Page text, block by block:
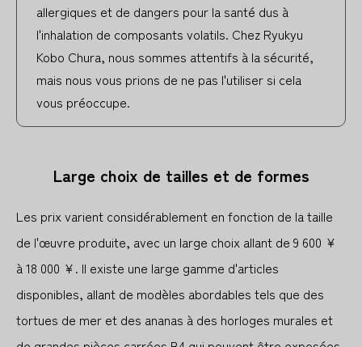
allergiques et de dangers pour la santé dus à
l'inhalation de composants volatils. Chez Ryukyu
Kobo Chura, nous sommes attentifs à la sécurité,
mais nous vous prions de ne pas l'utiliser si cela
vous préoccupe.
Large choix de tailles et de formes
Les prix varient considérablement en fonction de la taille
de l'œuvre produite, avec un large choix allant de 9 600 ¥
à 18 000 ¥. Il existe une large gamme d'articles
disponibles, allant de modèles abordables tels que des
tortues de mer et des ananas à des horloges murales et